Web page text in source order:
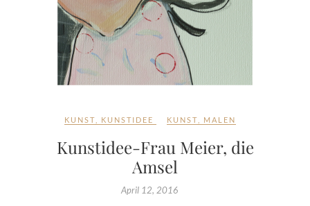
KUNST KUNSTIDEE KUNST MALEN
Kunstidee-Frau Meier, die
Amsel
April 12, 2016